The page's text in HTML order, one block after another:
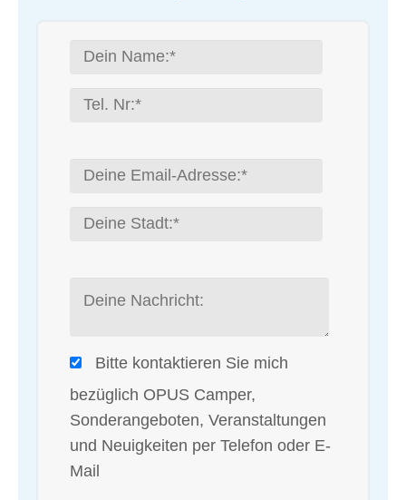
Bitte kontaktieren Sie mich
bezüglich OPUS Camper,
Sonderangeboten, Veranstaltungen
und Neuigkeiten per Telefon oder E-
Mail